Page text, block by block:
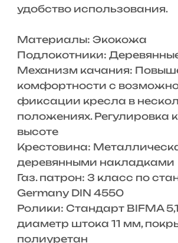
удобство использования.
Материалы: Экокожа
Подлокотники:
Механизм качания:
комфортности с
фиксации кресла в
положениях. Регулировка
высоте
Крестовина:
деревянными накладками
Газ. патрон: 3 класс по
Germany DIN 4550
Ролики: Стандарт BIFMA
диаметр штока 11 мм,
полиуретан